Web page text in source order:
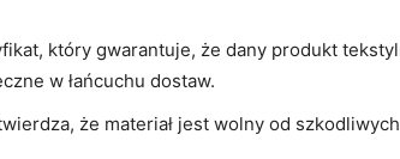
który gwarantuje, że dany produkt
w łańcuchu dostaw.
że materiał jest wolny od